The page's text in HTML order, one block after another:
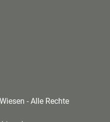
- Alle Rechte